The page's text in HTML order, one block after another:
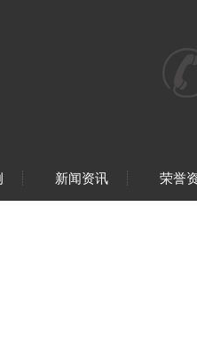
新闻资讯 荣誉